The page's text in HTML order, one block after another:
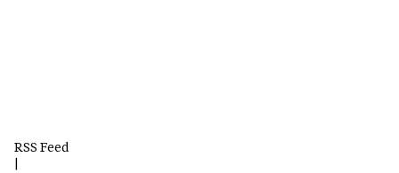
RSS Feed